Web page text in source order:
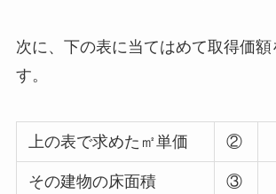
次に、下の表に当てはめて取得価額
す。
上の表で求めた㎡単価 ②
その建物の床面積 ③